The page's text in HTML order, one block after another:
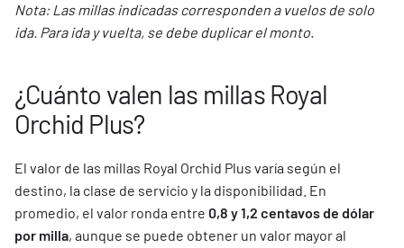
Nota: Las millas indicadas corresponden a vuelos de solo
ida. Para ida y vuelta, se debe duplicar el monto.
¿Cuánto valen las millas Royal
Orchid Plus?
El valor de las millas Royal Orchid Plus varía según el
destino, la clase de servicio y la disponibilidad. En
promedio, el valor ronda entre 0,8 y 1,2 centavos de dólar
por milla, aunque se puede obtener un valor mayor al